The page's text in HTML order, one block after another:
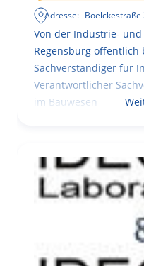
Adresse: Boelckestraße
Von der Industrie- und
Regensburg
Sachverständiger für
Verantwortlicher
im Bauwesen